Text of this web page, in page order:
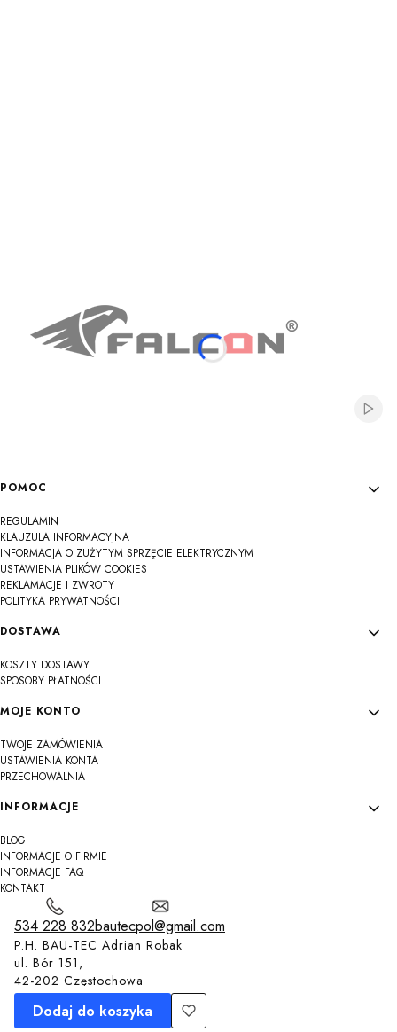
Linki w stopce
POMOC
REGULAMIN
KLAUZULA INFORMACYJNA
INFORMACJA O ZUŻYTYM SPRZĘCIE ELEKTRYCZNYM
USTAWIENIA PLIKÓW COOKIES
REKLAMACJE I ZWROTY
POLITYKA PRYWATNOŚCI
DOSTAWA
KOSZTY DOSTAWY
SPOSOBY PŁATNOŚCI
MOJE KONTO
TWOJE ZAMÓWIENIA
USTAWIENIA KONTA
PRZECHOWALNIA
INFORMACJE
BLOG
INFORMACJE O FIRMIE
INFORMACJE FAQ
KONTAKT
534 228 832bautecpol@gmail.com
P.H. BAU-TEC Adrian Robak
ul. Bór 151,
42-202 Częstochowa
Dodaj do koszyka